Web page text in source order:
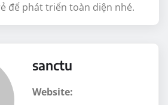
để phát triển toàn diện nhé.
sanctu
Website: